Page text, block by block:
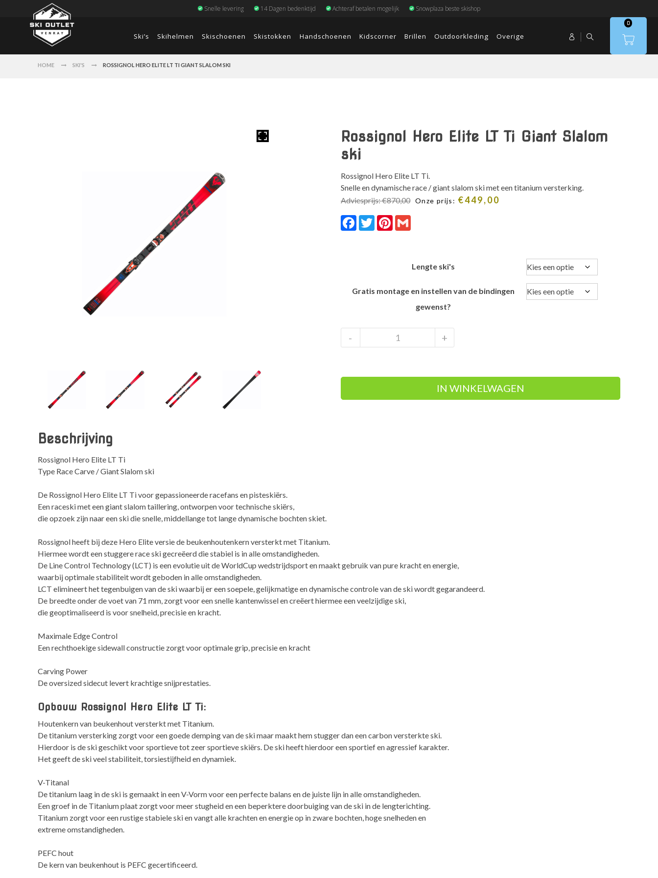
Snelle levering 14 Dagen bedenktijd Achteraf betalen mogelijk Snowplaza beste skishop
Ski’s Skihelmen Skischoenen Skistokken Handschoenen Kidscorner Brillen Outdoorkleding Overige
0
HOME SKI'S ROSSIGNOL HERO ELITE LT TI GIANT SLALOM SKI
Rossignol Hero Elite LT Ti Giant Slalom
ski
Rossignol Hero Elite LT Ti.
Snelle en dynamische race / giant slalom ski met een titanium versterking.
Adviesprijs:€870,00 Onze prijs: €449,00
Facebook
TwitterPinterestGmail
Lengte ski's
Gratis montage en instellen van de bindingen
gewenst?
Hero
Ti
+
-
IN WINKELWAGEN
Beschrijving
Rossignol Hero Elite LT Ti
Type Race Carve / Giant Slalom ski
De Rossignol Hero Elite LT Ti voor gepassioneerde racefans en pisteskiërs.
Een raceski met een giant slalom taillering, ontworpen voor technische skiërs,
die opzoek zijn naar een ski die snelle, middellange tot lange dynamische bochten skiet.
Rossignol heeft bij deze Hero Elite versie de beukenhoutenkern versterkt met Titanium.
Hiermee wordt een stuggere race ski gecreëerd die stabiel is in alle omstandigheden.
De Line Control Technology (LCT) is een evolutie uit de WorldCup wedstrijdsport en maakt gebruik van pure kracht en energie,
waarbij optimale stabiliteit wordt geboden in alle omstandigheden.
LCT elimineert het tegenbuigen van de ski waarbij er een soepele, gelijkmatige en dynamische controle van de ski wordt gegarandeerd.
De breedte onder de voet van 71 mm, zorgt voor een snelle kantenwissel en creëert hiermee een veelzijdige ski,
die geoptimaliseerd is voor snelheid, precisie en kracht.
Maximale Edge Control
Een rechthoekige sidewall constructie zorgt voor optimale grip, precisie en kracht
Carving Power
De oversized sidecut levert krachtige snijprestaties.
Opbouw Rossignol Hero Elite LT Ti:
Houtenkern van beukenhout versterkt met Titanium.
De titanium versterking zorgt voor een goede demping van de ski maar maakt hem stugger dan een carbon versterkte ski.
Hierdoor is de ski geschikt voor sportieve tot zeer sportieve skiërs. De ski heeft hierdoor een sportief en agressief karakter.
Het geeft de ski veel stabiliteit, torsiestijfheid en dynamiek.
V-Titanal
De titanium laag in de ski is gemaakt in een V-Vorm voor een perfecte balans en de juiste lijn in alle omstandigheden.
Een groef in de Titanium plaat zorgt voor meer stugheid en een beperktere doorbuiging van de ski in de lengterichting.
Titanium zorgt voor een rustige stabiele ski en vangt alle krachten en energie op in zware bochten, hoge snelheden en
extreme omstandigheden.
PEFC hout
De kern van beukenhout is PEFC gecertificeerd.